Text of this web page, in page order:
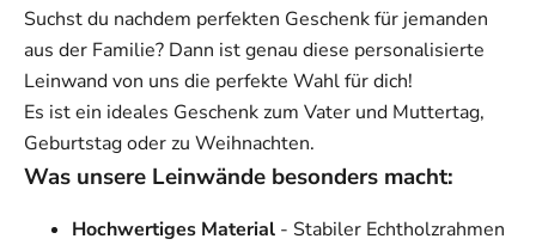
Suchst du nachdem perfekten Geschenk für jemanden
aus der Familie? Dann ist genau diese personalisierte
Leinwand von uns die perfekte Wahl für dich!
Es ist ein ideales Geschenk zum Vater und Muttertag,
Geburtstag oder zu Weihnachten.
Was unsere Leinwände besonders macht:
Hochwertiges Material - Stabiler Echtholzrahmen